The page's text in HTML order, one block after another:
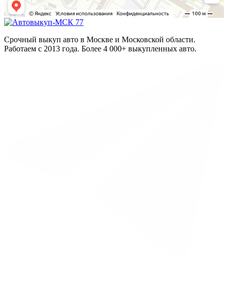
Срочный выкуп авто в Москве и Московской области.
Работаем с 2013 года. Более 4 000+ выкупленных авто.